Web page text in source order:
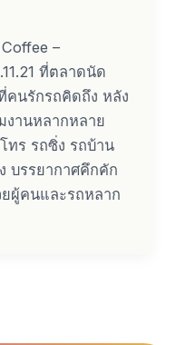
–
ที่ตลาดนัด
คนรักรถคิดถึง หลัง
งานหลากหลาย
ทร รถซิ่ง รถบ้าน
บรรยากาศคึกคัก
ผู้คนและรถหลาก